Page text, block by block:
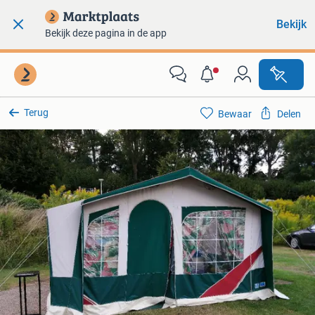
Bekijk deze pagina in de app
Bekijk
Terug Bewaar Delen